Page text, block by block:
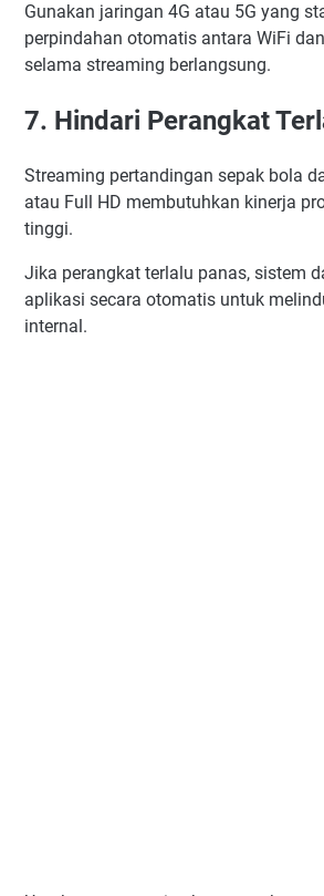
Gunakan jaringan 4G atau 5G yang
perpindahan otomatis antara WiFi
selama streaming berlangsung.
7. Hindari Perangkat
Streaming pertandingan sepak bola
atau Full HD membutuhkan kinerja
tinggi.
Jika perangkat terlalu panas, sistem
aplikasi secara otomatis untuk
internal.